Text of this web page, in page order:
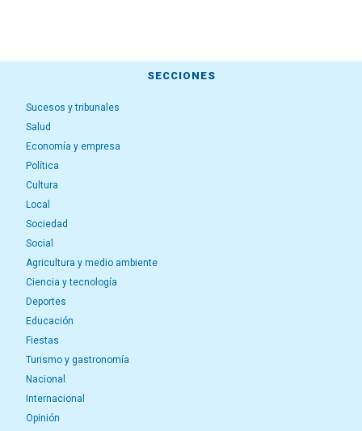
SECCIONES
Sucesos y tribunales
Salud
Economía y empresa
Política
Cultura
Local
Sociedad
Social
Agricultura y medio ambiente
Ciencia y tecnología
Deportes
Educación
Fiestas
Turismo y gastronomía
Nacional
Internacional
Opinión